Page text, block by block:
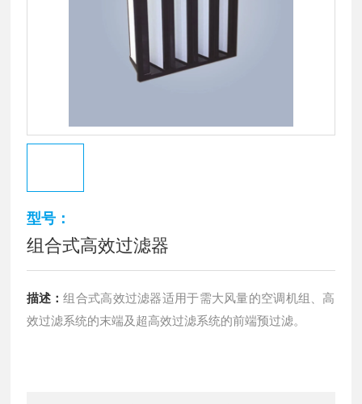
型号：
组合式高效过滤器
描述：组合式高效过滤器适用于需大风量的空调机组、高
效过滤系统的末端及超高效过滤系统的前端预过滤。